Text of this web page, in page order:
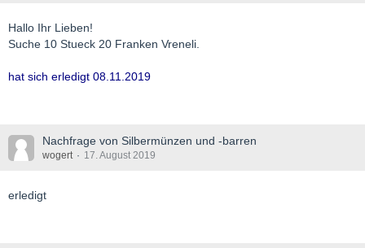
Hallo Ihr Lieben!
Suche 10 Stueck 20 Franken Vreneli.
hat sich erledigt 08.11.2019
Nachfrage von Silbermünzen und -barren
wogert 17. August 2019
erledigt